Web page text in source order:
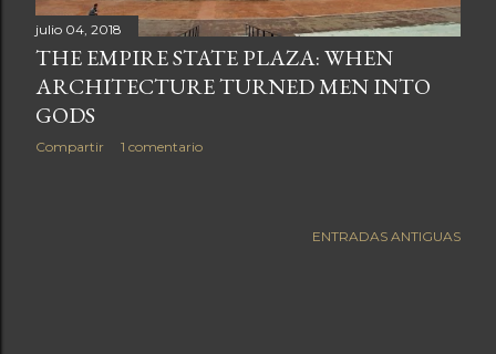
julio 04, 2018
THE EMPIRE STATE PLAZA: WHEN
ARCHITECTURE TURNED MEN INTO
GODS
Compartir 1 comentario
ENTRADAS ANTIGUAS